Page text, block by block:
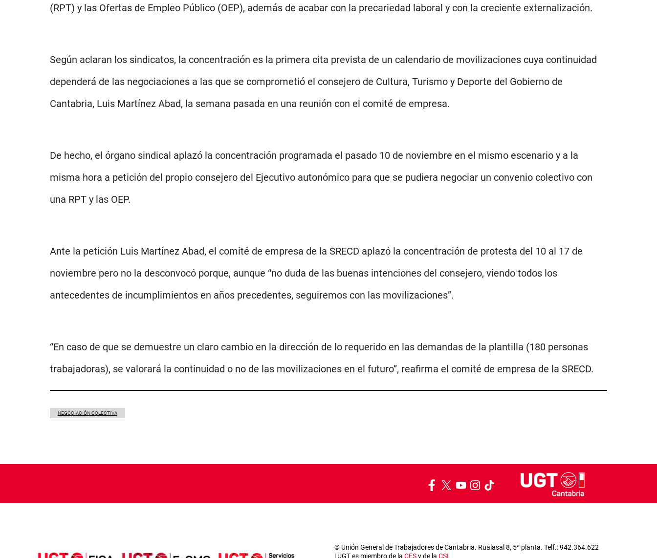
(RPT) y las Ofertas de Empleo Público (OEP), además de acabar con la precariedad laboral y con la creciente externalización.
Según aclaran los sindicatos, la concentración es la primera cita prevista de un calendario de movilizaciones cuya continuidad
dependerá de las negociaciones a las que se comprometió el consejero de Cultura, Turismo y Deporte del Gobierno de
Cantabria, Luis Martínez Abad, la semana pasada en una reunión con el comité de empresa.
De hecho, el órgano sindical aplazó la concentración programada el pasado 10 de noviembre en el mismo escenario y a la
misma hora a petición del propio consejero del Ejecutivo autonómico para que se pudiera negociar un convenio colectivo con
una RPT y las OEP.
Ante la petición Luis Martínez Abad, el comité de empresa de la SRECD aplazó la concentración de protesta del 10 al 17 de
noviembre pero no la desconvocó porque, aunque “no duda de las buenas intenciones del consejero, viendo todos los
antecedentes de incumplimientos en años precedentes, seguiremos con las movilizaciones”.
“En caso de que se demuestre un claro cambio en la dirección de lo requerido en las demandas de la plantilla (180 personas
trabajadoras), se valorará la continuidad o no de las movilizaciones en el futuro”, reafirma el comité de empresa de la SRECD.
NEGOCIACIÓN COLECTIVA
© Unión General de Trabajadores de Cantabria. Rualasal 8, 5ª planta. Telf.: 942.364.622
| UGT es miembro de la CESy de la CSI